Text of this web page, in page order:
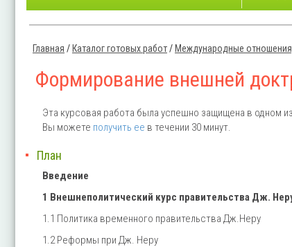
Главная / Каталог готовых работ/ Международные
Формирование внешней
Эта курсовая работа была успешно защищена в одном
Вы можете получить ее в течении 30 минут.
План
Введение
1 Внешнеполитический курс правительства Дж.
1.1 Политика временного правительства Дж.Неру
1.2 Реформы при Дж. Неру